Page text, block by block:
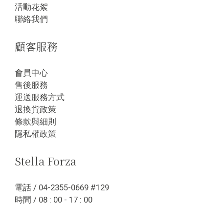
活動花絮
聯絡我們
顧客服務
會員中心
售後服務
運送服務方式
退換貨政策
條款與細則
隱私權政策
Stella Forza
電話 / 04-2355-0669 #129
時間 / 08 : 00 - 17 : 00